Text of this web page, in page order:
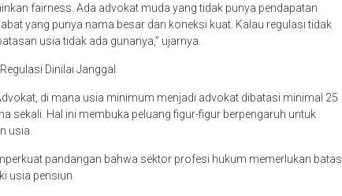
fairness. Ada advokat muda yang tidak punya pendapatan
yang punya nama besar dan koneksi kuat. Kalau regulasi tidak
usia tidak ada gunanya,” ujarnya.
Dinilai Janggal
di mana usia minimum menjadi advokat dibatasi minimal 25
sekali. Hal ini membuka peluang figur-figur berpengaruh untuk
usia.
pandangan bahwa sektor profesi hukum memerlukan batas
usia pensiun.